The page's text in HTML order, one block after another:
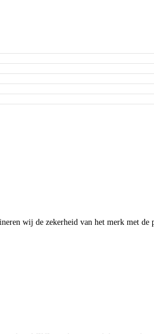
wij de zekerheid van het merk met de